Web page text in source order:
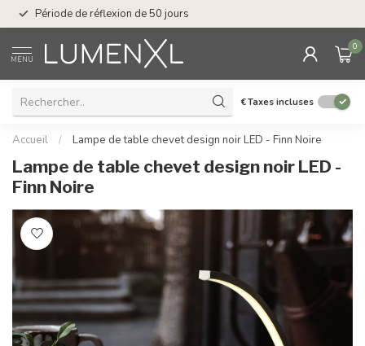
Période de réflexion de 50 jours
MENU
0
€Taxes incluses
Accueil / Lampe de table chevet design noir LED - Finn Noire
Lampe de table chevet design noir LED -
Finn Noire